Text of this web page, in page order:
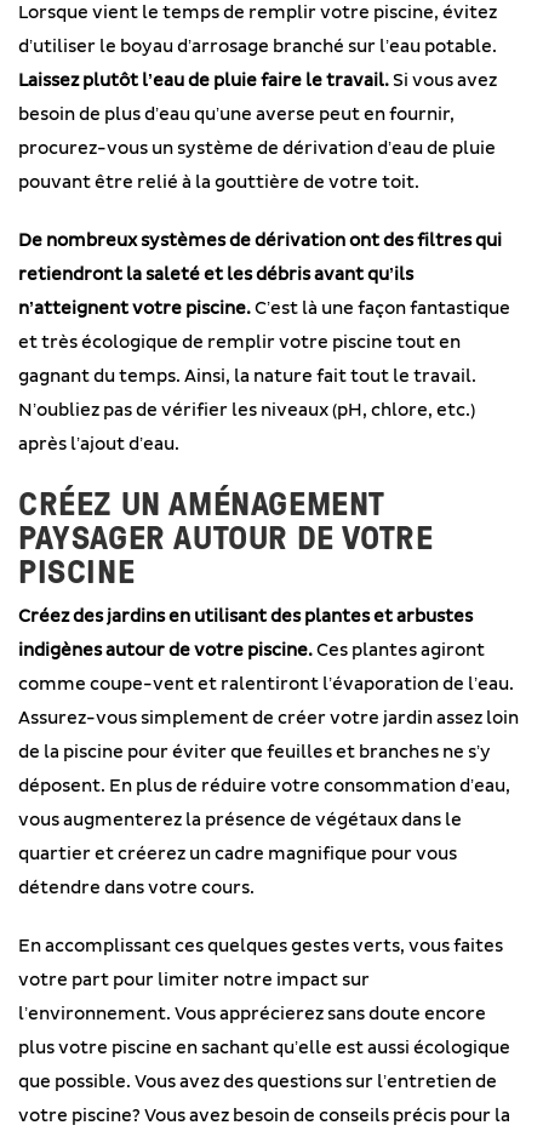
Lorsque vient le temps de remplir votre piscine, évitez
d’utiliser le boyau d’arrosage branché sur l’eau potable.
Laissez plutôt l’eau de pluie faire le travail.Si vous avez
besoin de plus d’eau qu’une averse peut en fournir,
procurez-vous un système de dérivation d’eau de pluie
pouvant être relié à la gouttière de votre toit.
De nombreux systèmes de dérivation ont des filtres qui
retiendront la saleté et les débris avant qu’ils
n’atteignent votre piscine.C’est là une façon fantastique
et très écologique de remplir votre piscine tout en
gagnant du temps. Ainsi, la nature fait tout le travail.
N’oubliez pas de vérifier les niveaux (pH, chlore, etc.)
après l’ajout d’eau.
CRÉEZ UN AMÉNAGEMENT
PAYSAGER AUTOUR DE VOTRE
PISCINE
Créez des jardins en utilisant des plantes et arbustes
indigènes autour de votre piscine.Ces plantes agiront
comme coupe-vent et ralentiront l’évaporation de l’eau.
Assurez-vous simplement de créer votre jardin assez loin
de la piscine pour éviter que feuilles et branches ne s’y
déposent. En plus de réduire votre consommation d’eau,
vous augmenterez la présence de végétaux dans le
quartier et créerez un cadre magnifique pour vous
détendre dans votre cours.
En accomplissant ces quelques gestes verts, vous faites
votre part pour limiter notre impact sur
l’environnement. Vous apprécierez sans doute encore
plus votre piscine en sachant qu’elle est aussi écologique
que possible. Vous avez des questions sur l’entretien de
votre piscine? Vous avez besoin de conseils précis pour la